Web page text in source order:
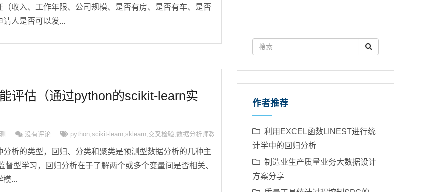
收入、工作年限、公司规模、是否有房、是否有车、是否
请人是否可以发...
评估（通过python的scikit-learn实
没有评论 python,scikit-learn,sklearn,交叉检验,数据分析师教程
析的类型，回归、分类和聚类是预测型数据分析的几种主
督型学习，回归分析在于了解两个或多个变量间是否相关、
模...
作者推荐
利用EXCEL函数LINEST进行统
计学中的回归分析
制造业生产质量业务大数据设计
方案分享